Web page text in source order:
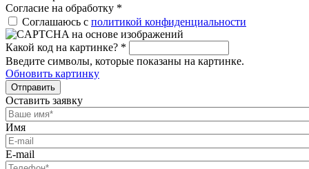
Согласие на обработку *
Соглашаюсь с политикой конфиденциальности
Какой код на картинке? *
Введите символы, которые показаны на картинке.
Обновить картинку
Отправить
Оставить заявку
Имя
E-mail